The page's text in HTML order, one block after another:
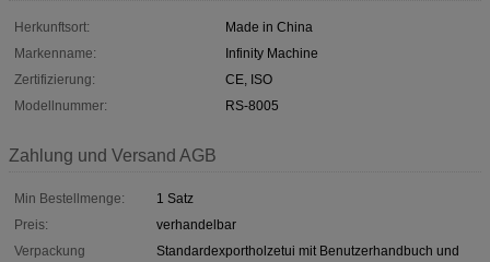
Herkunftsort:
Made in China
Markenname:
Infinity Machine
Zertifizierung:
CE, ISO
Modellnummer:
RS-8005
Zahlung und Versand AGB
Min Bestellmenge:
1 Satz
Preis:
verhandelbar
Verpackung
Standardexportholzetui mit Benutzerhandbuch und